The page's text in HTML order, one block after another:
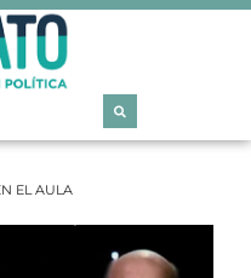
EL AULA